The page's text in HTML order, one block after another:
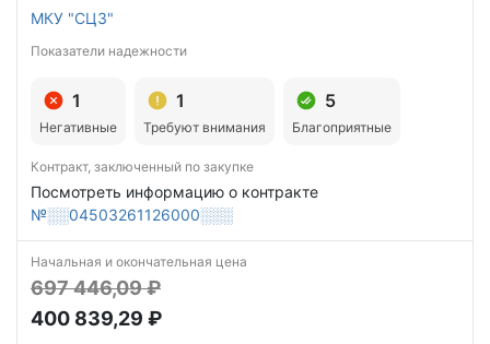
МКУ "СЦЗ"
Показатели надежности
1
Негативные
1
Требуют внимания
5
Благоприятные
Контракт, заключенный по закупке
Посмотреть информацию о контракте
№░░04503261126000░░░
Начальная и окончательная цена
697 446,09 ₽
400 839,29 ₽